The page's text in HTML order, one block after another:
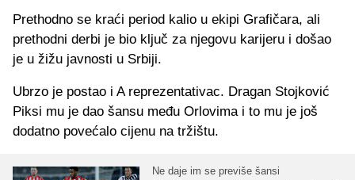
Prethodno se kraći period kalio u ekipi Grafičara, ali
prethodni derbi je bio ključ za njegovu karijeru i došao
je u žižu javnosti u Srbiji.
Ubrzo je postao i A reprezentativac. Dragan Stojković
Piksi mu je dao šansu među Orlovima i to mu je još
dodatno povećalo cijenu na tržištu.
Ne daje im se previše šansi